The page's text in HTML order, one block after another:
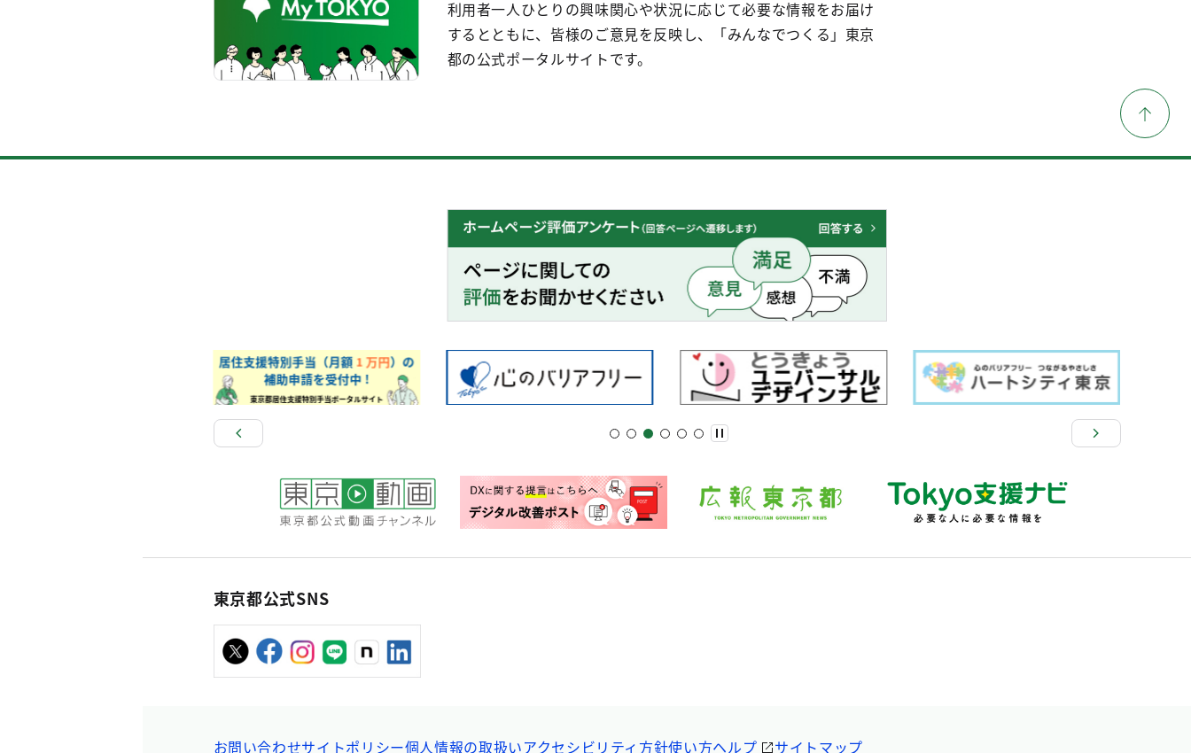
利用者一人ひとりの興味関心や状況に応じて必要な情報をお届け
するとともに、皆様のご意見を反映し、「みんなでつくる」東京
都の公式ポータルサイトです。
東京都公式SNS
お問い合わせサイトポリシー個人情報の取扱いアクセシビリティ方針使い方ヘルプ サイトマップ